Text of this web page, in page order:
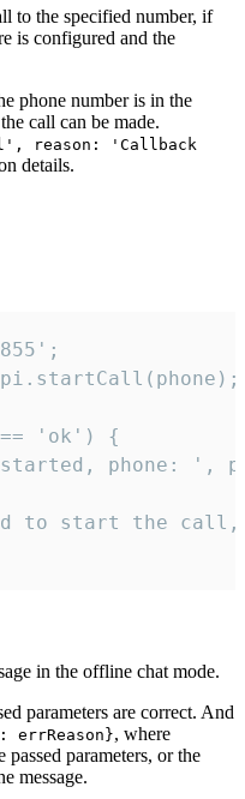
to the specified number, if
is configured and the
phone number is in the
call can be made.
reason: 'Callback
details.
'ok') {
phone: ',
to start the
in the offline chat mode.
parameters are correct. And
, where
parameters, or the
message.